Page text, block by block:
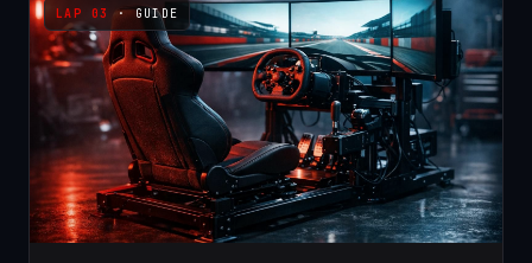
· GUIDE